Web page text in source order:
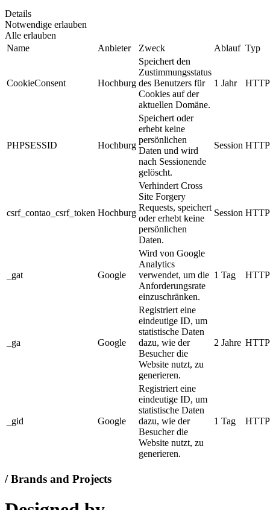
Details
Notwendige erlauben
Alle erlauben
Name
Anbieter Zweck Ablauf Typ
CookieConsent Hochburg
Speichert den
Zustimmungsstatus
des Benutzers für
Cookies auf der
aktuellen Domäne.
1 Jahr HTTP
PHPSESSID Hochburg
Speichert oder
erhebt keine
persönlichen
Daten und wird
nach Sessionende
gelöscht.
Session HTTP
csrf_contao_csrf_token Hochburg
Verhindert Cross
Site Forgery
Requests, speichert
oder erhebt keine
persönlichen
Daten.
Session HTTP
_gat Google
Wird von Google
Analytics
verwendet, um die
Anforderungsrate
einzuschränken.
1 Tag HTTP
_ga Google
Registriert eine
eindeutige ID, um
statistische Daten
dazu, wie der
Besucher die
Website nutzt, zu
generieren.
2 Jahre HTTP
_gid Google
Registriert eine
eindeutige ID, um
statistische Daten
dazu, wie der
Besucher die
Website nutzt, zu
generieren.
1 Tag HTTP
/ Brands and Projects